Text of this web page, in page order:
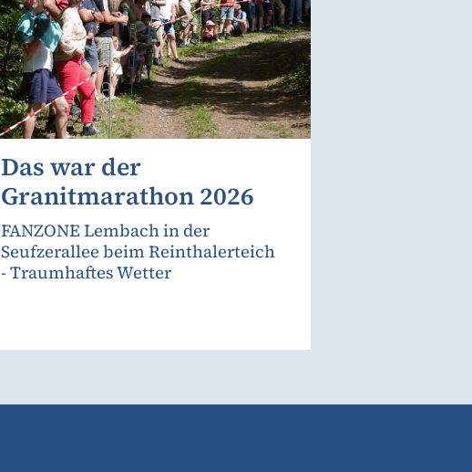
Das war der
Granitmarathon 2026
FANZONE Lembach in der
Seufzerallee beim Reinthalerteich
- Traumhaftes Wetter